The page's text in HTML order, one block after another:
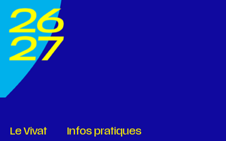
Le Vivat Infos pratiques